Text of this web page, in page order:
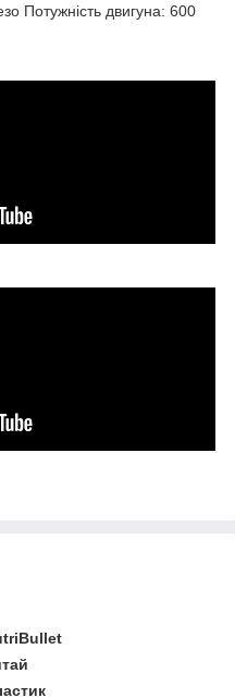
Потужність двигуна: 600